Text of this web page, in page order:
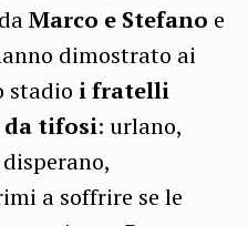
Marco e Stefano e
dimostrato ai
stadio i fratelli
da tifosi: urlano,
a soffrire se le